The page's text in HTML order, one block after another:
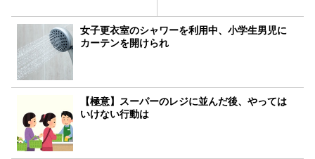
女子更衣室のシャワーを利用中、小学生男児に
カーテンを開けられ
【極意】スーパーのレジに並んだ後、やっては
いけない行動は